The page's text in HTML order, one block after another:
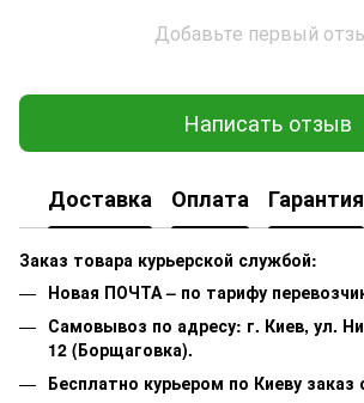
Добавьте первый
Написать отзыв
Доставка Оплата Гарантия
Заказ товара курьерской службой:
Новая ПОЧТА – по тарифу
Самовывоз по адресу: г. Киев, ул.
12 (Борщаговка).
Бесплатно курьером по Киеву заказ